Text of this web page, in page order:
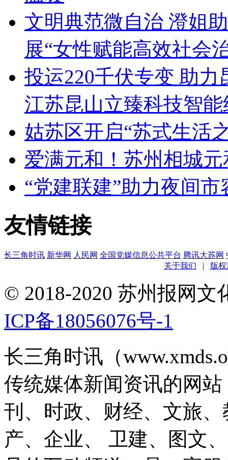
文明典范微自治 澄姐
展“女性赋能高效社会
投运220千伏专变 助
江苏昆山立臻科技智
姑苏区开启“苏式生活
爱满元和！苏州相城
“党建联建”助力夜间
友情链接
长三角时讯 新华网 人民网 全国党媒信息公共平台 腾讯大苏网
关于我们
| 版
© 2018-2020 苏州报网
ICP备18056076号-1
长三角时讯（
传统媒体新闻资讯的网
刊、时政、财经、文旅
产、企业、 卫建、图文